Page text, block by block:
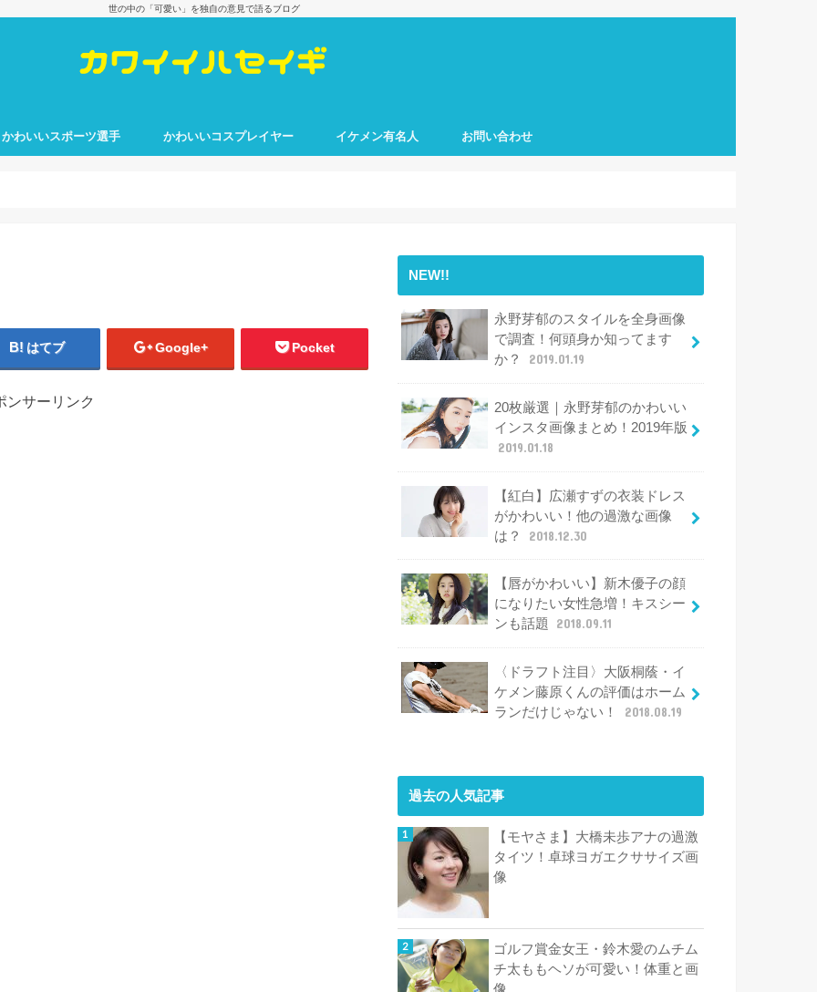
世の中の「可愛い」を独自の意見で語るブログ
かわいいスポーツ選手 かわいいコスプレイヤー イケメン有名人 お問い合わせ
はてブ Google+ Pocket
ンサーリンク
NEW!!
永野芽郁のスタイルを全身画像
で調査！何頭身か知ってます
か？
2019.01.19
20枚厳選｜永野芽郁のかわいい
インスタ画像まとめ！2019年版
2019.01.18
【紅白】広瀬すずの衣装ドレス
がかわいい！他の過激な画像
は？
2018.12.30
【唇がかわいい】新木優子の顔
になりたい女性急増！キスシー
ンも話題
2018.09.11
〈ドラフト注目〉大阪桐蔭・イ
ケメン藤原くんの評価はホーム
ランだけじゃない！
2018.08.19
過去の人気記事
【モヤさま】大橋未歩アナの過激
タイツ！卓球ヨガエクササイズ画
像
ゴルフ賞金女王・鈴木愛のムチム
チ太ももヘソが可愛い！体重と画
像